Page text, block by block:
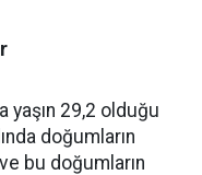
yaşın 29,2 olduğu
doğumların
bu doğumların